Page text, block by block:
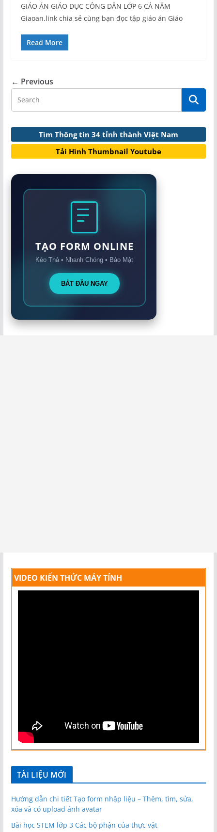
GIÁO ÁN GIÁO DỤC CÔNG DÂN LỚP 6 CẢ NĂM
Giaoan.link chia sẻ cùng bạn đọc tập giáo án Giáo
Read More
← Previous
Tìm Thông tin 34 tỉnh thành Việt Nam
Tải Hình Thumbnail Youtube
TẠO FORM ONLINE
Kéo Thả • Nhanh Chóng • Bảo Mật
BẮT ĐẦU NGAY
VIDEO KIẾN THỨC MÁY TÍNH
TÀI LIỆU MỚI
Hướng dẫn chi tiết Tạo form nhập liệu – Thêm, tìm, sửa,
xóa và có upload ảnh avatar
Bài học STEM lớp 3 Các bộ phận của thực vật